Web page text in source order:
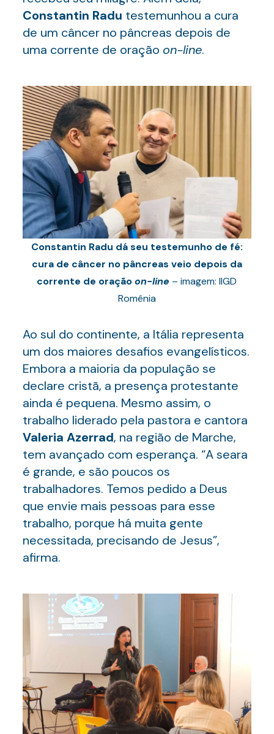
Constantin Radu testemunhou a cura
de um câncer no pâncreas depois de
uma corrente de oração on-line.
Constantin Radu dá seu testemunho de fé:
cura de câncer no pâncreas veio depois da
corrente de oraçãoon-line – imagem: IIGD
Romênia
Ao sul do continente, a Itália representa
um dos maiores desafios evangelísticos.
Embora a maioria da população se
declare cristã, a presença protestante
ainda é pequena. Mesmo assim, o
trabalho liderado pela pastora e cantora
Valeria Azerrad, na região de Marche,
tem avançado com esperança. “A seara
é grande, e são poucos os
trabalhadores. Temos pedido a Deus
que envie mais pessoas para esse
trabalho, porque há muita gente
necessitada, precisando de Jesus”,
afirma.